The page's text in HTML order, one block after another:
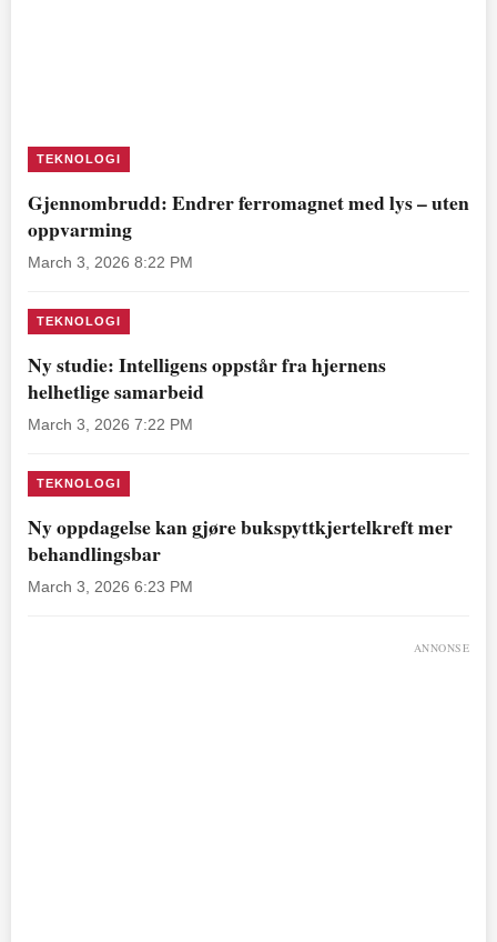
TEKNOLOGI
Gjennombrudd: Endrer ferromagnet med lys – uten
oppvarming
March 3, 2026 8:22 PM
TEKNOLOGI
Ny studie: Intelligens oppstår fra hjernens
helhetlige samarbeid
March 3, 2026 7:22 PM
TEKNOLOGI
Ny oppdagelse kan gjøre bukspyttkjertelkreft mer
behandlingsbar
March 3, 2026 6:23 PM
ANNONSE